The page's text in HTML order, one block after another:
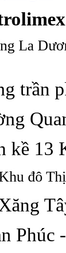
La
trần
kề
đô
Phúc